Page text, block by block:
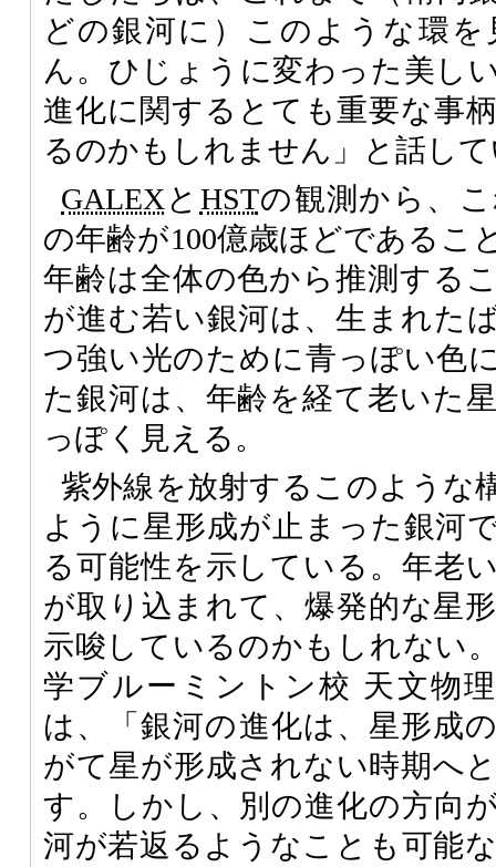
どの銀河に）このような環
ん。ひじょうに変わった美し
進化に関するとても重要な事
るのかもしれません」と話し
GALEX と HSTの観測から、
の年齢が100億歳ほどであるこ
年齢は全体の色から推測する
が進む若い銀河は、生まれた
つ強い光のために青っぽい色
た銀河は、年齢を経て老いた
っぽく見える。
紫外線を放射するこのような
ように星形成が止まった銀河
る可能性を示している。年老
が取り込まれて、爆発的な星
示唆しているのかもしれない
学ブルーミントン校 天文物理
は、「銀河の進化は、星形成
がて星が形成されない時期へ
す。しかし、別の進化の方向
河が若返るようなことも可能